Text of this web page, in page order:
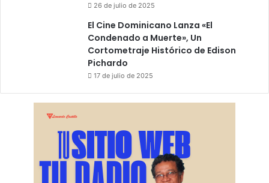
26 de julio de 2025
El Cine Dominicano Lanza «El
Condenado a Muerte», Un
Cortometraje Histórico de Edison
Pichardo
17 de julio de 2025